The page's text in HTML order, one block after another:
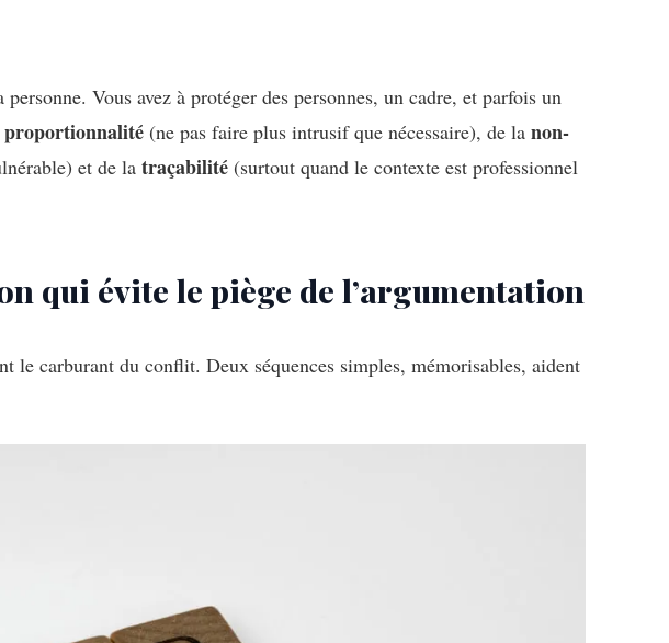
Vous avez à protéger des personnes, un cadre, et parfois un
proportionnalité (ne pas faire plus intrusif que nécessaire), de la non-
et de la traçabilité (surtout quand le contexte est professionnel
qui évite le piège de l’argumentation
le carburant du conflit. Deux séquences simples, mémorisables, aident